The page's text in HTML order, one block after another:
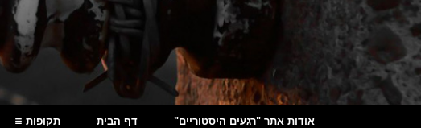
אודות אתר "רגעים היסטוריים" דף הבית תקופות